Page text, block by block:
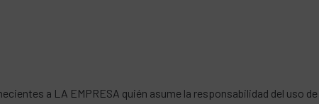
a LA EMPRESA quién asume la responsabilidad del uso